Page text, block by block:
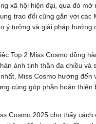
xã hội hiện đại, qua đó mở
trao đổi cũng gắn với các
ý tưởng và giải pháp hướng
Top 2 Miss Cosmo đồng
ánh tinh thần đa chiều và
Miss Cosmo hướng đến
cùng góp phần hoàn thiện
Cosmo 2025 cho thấy cách